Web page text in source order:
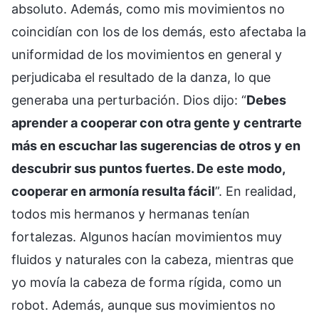
absoluto. Además, como mis movimientos no
coincidían con los de los demás, esto afectaba la
uniformidad de los movimientos en general y
perjudicaba el resultado de la danza, lo que
generaba una perturbación. Dios dijo: “Debes
aprender a cooperar con otra gente y centrarte
más en escuchar las sugerencias de otros y en
descubrir sus puntos fuertes. De este modo,
cooperar en armonía resulta fácil”. En realidad,
todos mis hermanos y hermanas tenían
fortalezas. Algunos hacían movimientos muy
fluidos y naturales con la cabeza, mientras que
yo movía la cabeza de forma rígida, como un
robot. Además, aunque sus movimientos no